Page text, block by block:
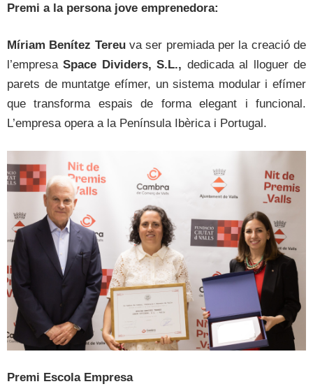
Premi a la persona jove emprenedora:
Míriam Benítez Tereuva ser premiada per la creació de
l’empresaSpace Dividers, S.L., dedicada al lloguer de
parets de muntatge efímer, un sistema modular i efímer
que transforma espais de forma elegant i funcional.
L’empresa opera a la Península Ibèrica i Portugal.
Premi Escola Empresa